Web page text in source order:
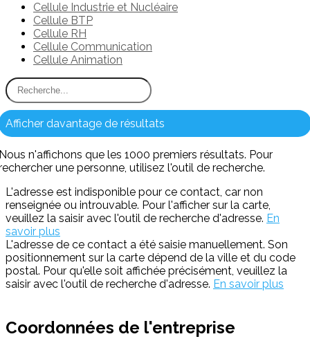
Cellule Industrie et Nucléaire
Cellule BTP
Cellule RH
Cellule Communication
Cellule Animation
Afficher davantage de résultats
n'affichons que les 1000 premiers résultats. Pour
une personne, utilisez l'outil de recherche.
L'adresse est indisponible pour ce contact, car non
renseignée ou introuvable. Pour l'afficher sur la carte,
veuillez la saisir avec l'outil de recherche d'adresse. En
savoir plus
L'adresse de ce contact a été saisie manuellement. Son
positionnement sur la carte dépend de la ville et du code
postal. Pour qu'elle soit affichée précisément, veuillez la
saisir avec l'outil de recherche d'adresse. En savoir plus
Coordonnées de l'entreprise